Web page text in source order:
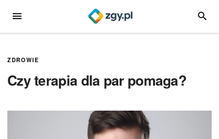
MENU
ZDROWIE
Czy terapia dla par pomaga?